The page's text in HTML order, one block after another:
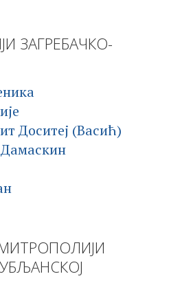
ЗАГРЕБАЧКО-
Доситеј (Васић)